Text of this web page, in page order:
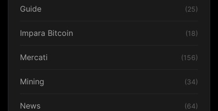
Guide (25)
Impara Bitcoin (18)
Mercati (156)
Mining (34)
News (64)